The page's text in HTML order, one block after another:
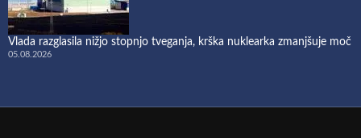
Vlada razglasila nižjo stopnjo tveganja, krška nuklearka zmanjšuje moč
05.08.2026